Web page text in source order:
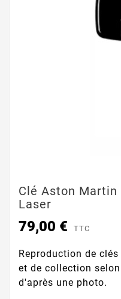
Clé Aston Martin
Laser
79,00 € TTC
Reproduction de
et de collection
d'après une photo.